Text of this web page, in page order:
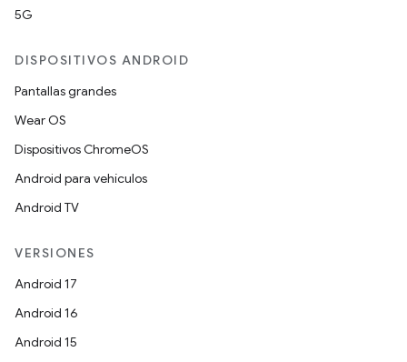
5G
DISPOSITIVOS ANDROID
Pantallas grandes
Wear OS
Dispositivos ChromeOS
Android para vehículos
Android TV
VERSIONES
Android 17
Android 16
Android 15